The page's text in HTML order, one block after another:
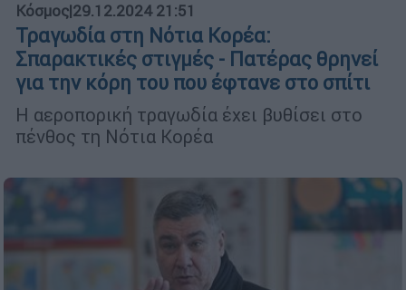
Κόσμος|29.12.2024 21:51
Τραγωδία στη Νότια Κορέα:
Σπαρακτικές στιγμές - Πατέρας θρηνεί
για την κόρη του που έφτανε στο σπίτι
Η αεροπορική τραγωδία έχει βυθίσει στο
πένθος τη Νότια Κορέα